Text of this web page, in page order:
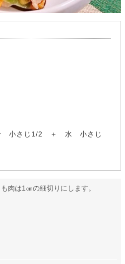
粉 小さじ1/2 ＋ 水 小さじ
肉は1㎝の細切りにします。